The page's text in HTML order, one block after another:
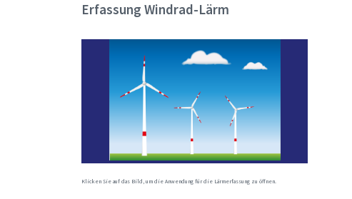
Erfassung Windrad-Lärm
Klicken Sie auf das Bild, um die Anwendung für die Lärmerfassung zu öffnen.